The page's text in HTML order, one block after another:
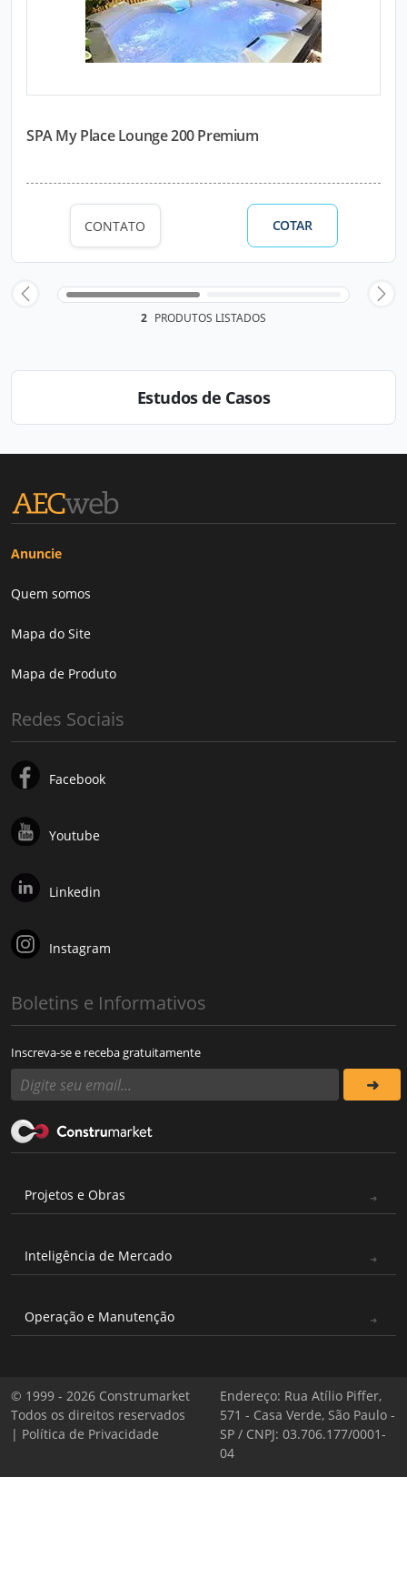
SPA My Place Lounge 200 Premium
CONTATO COTAR
2 PRODUTOS LISTADOS
Estudos de Casos
Anuncie
Quem somos
Mapa do Site
Mapa de Produto
Redes Sociais
Facebook
Youtube
Linkedin
Instagram
Boletins e Informativos
Inscreva-se e receba gratuitamente
Projetos e Obras
Inteligência de Mercado
Operação e Manutenção
© 1999 - 2026 Construmarket
Todos os direitos reservados
| Política de Privacidade
Endereço: Rua Atílio Piffer,
571 - Casa Verde, São Paulo -
SP / CNPJ: 03.706.177/0001-
04